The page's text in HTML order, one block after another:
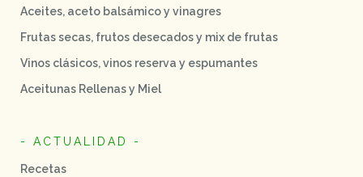
Aceites, aceto balsámico y vinagres
Frutas secas, frutos desecados y mix de frutas
Vinos clásicos, vinos reserva y espumantes
Aceitunas Rellenas y Miel
- ACTUALIDAD -
Recetas